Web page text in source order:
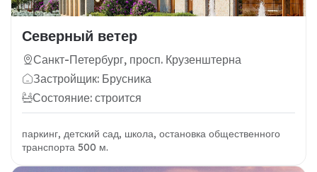
Северный ветер
Санкт-Петербург, просп. Крузенштерна
Застройщик: Брусника
Состояние: строится
паркинг, детский сад, школа, остановка общественного
транспорта 500 м.